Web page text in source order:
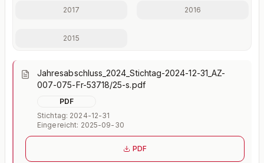
2017 2016
2015
Jahresabschluss_2024_Stichtag-2024-12-31_AZ-
007-075-Fr-53718/25-s.pdf
PDF
Stichtag: 2024-12-31
Eingereicht: 2025-09-30
PDF